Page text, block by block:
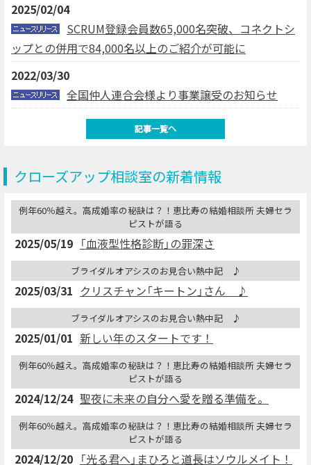
2025/02/04
SCRUM登録会員数65,000名突破、コネクトシ
ップとの併用で84,000名以上のご紹介が可能に
2022/03/30
全国仲人連合会様より事業譲受のお知らせ
クローズアップ相談室の新着情報
2025/05/19 「血液型性格診断」の罪深さ
例年60％越え。高成婚率の秘訣は？！恵比寿の結婚相談所 夫婦セラ
ピストが語る
2025/03/31 クリスチャン「キートン」さん ♪
ブライダルオアシスのお見合い熱中記 ♪
2025/01/01 新しい年のスタートです！
ブライダルオアシスのお見合い熱中記 ♪
2024/12/24 聖夜に未来の自分へ愛を贈る準備を。
例年60％越え。高成婚率の秘訣は？！恵比寿の結婚相談所 夫婦セラ
ピストが語る
2024/12/20 「光る君へ」まひろと道長はソウルメイト！
例年60％越え。高成婚率の秘訣は？！恵比寿の結婚相談所 夫婦セラ
ピストが語る